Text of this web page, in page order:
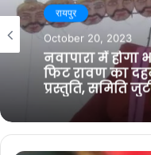
i
t
e
रायपुर
October 20, 2023
गरियाबंद
January 31, 2025
हायर सेकेण्डरी
अनुपस्थित, डीईओ
निर्देश